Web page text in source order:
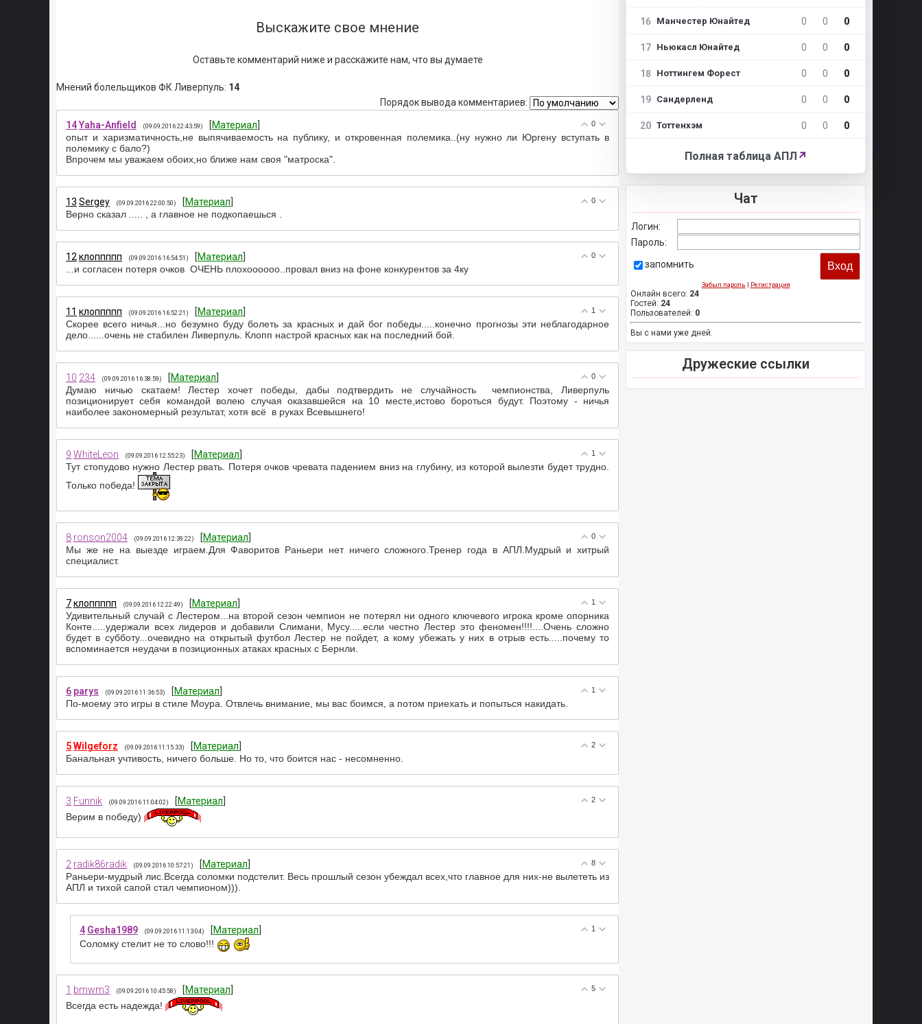
Выскажите свое мнение
Оставьте комментарий ниже и расскажите нам, что вы думаете
Мнений болельщиков ФК Ливерпуль: 14
Порядок вывода комментариев:
0
14Yaha-Anfield (09.09.2016 22:43:59) [Материал
опыт и харизматичность,не выпячиваемость на публику, и откровенная полемика..(ну нужно ли Юргену вступать в
полемику с бало?)
Впрочем мы уважаем обоих,но ближе нам своя "матроска".
0
13 Sergey (09.09.2016 22:00:50) [Материал
Верно сказал ..... , а главное не подкопаешься .
0
12 клоппппп (09.09.2016 16:54:51) [Материал
...и согласен потеря очков ОЧЕНЬ плохоооооо..провал вниз на фоне конкурентов за 4ку
1
11 клоппппп (09.09.2016 16:52:21) [Материал
Скорее всего ничья...но безумно буду болеть за красных и дай бог победы.....конечно прогнозы эти неблагодарное
дело......очень не стабилен Ливерпуль. Клопп настрой красных как на последний бой.
0
10 234 (09.09.2016 16:38:59) [Материал
Думаю ничью скатаем! Лестер хочет победы, дабы подтвердить не случайность чемпионства, Ливерпуль
позиционирует себя командой волею случая оказавшейся на 10 месте,истово бороться будут. Поэтому - ничья
наиболее закономерный результат, хотя всё в руках Всевышнего!
1
9 WhiteLeon (09.09.2016 12:55:23) [Материал
Тут стопудово нужно Лестер рвать. Потеря очков чревата падением вниз на глубину, из которой вылезти будет трудно.
Только победа!
0
8 ronson2004 (09.09.2016 12:39:22) [Материал
Мы же не на выезде играем.Для Фаворитов Раньери нет ничего сложного.Тренер года в АПЛ.Мудрый и хитрый
специалист.
1
7клоппппп (09.09.2016 12:22:49) [Материал
Удивительный случай с Лестером...на второй сезон чемпион не потерял ни одного ключевого игрока кроме опорника
Конте.....удержали всех лидеров и добавили Слимани, Мусу.....если честно Лестер это феномен!!!!....Очень сложно
будет в субботу...очевидно на открытый футбол Лестер не пойдет, а кому убежать у них в отрыв есть.....почему то
вспоминается неудачи в позиционных атаках красных с Бернли.
1
6 parys (09.09.2016 11:36:53) [Материал
По-моему это игры в стиле Моура. Отвлечь внимание, мы вас боимся, а потом приехать и попыться накидать.
2
5Wilgeforz (09.09.2016 11:15:33) [Материал
Банальная учтивость, ничего больше. Но то, что боится нас - несомненно.
2
3 Funnik (09.09.2016 11:04:02) [Материал
Верим в победу)
8
2 radik86radik (09.09.2016 10:57:21) [Материал
Раньери-мудрый лис.Всегда соломки подстелит. Весь прошлый сезон убеждал всех,что главное для них-не вылететь из
АПЛ и тихой сапой стал чемпионом))).
1
4 Gesha1989 (09.09.2016 11:13:04) [Материал
Соломку стелит не то слово!!!
5
1 bmwm3 (09.09.2016 10:45:58) [Материал
Всегда есть надежда!
16 Манчестер Юнайтед 0 0 0
17 Ньюкасл Юнайтед 0 0 0
18 Ноттингем Форест 0 0 0
19 Сандерленд 0 0 0
20 Тоттенхэм 0 0 0
Полная таблица АПЛ ↗
Чат
Логин:
Пароль:
запомнить
Забыл пароль | Регистрация
Онлайн всего: 24
Гостей: 24
Пользователей: 0
Вы с нами уже дней.
Дружеские ссылки